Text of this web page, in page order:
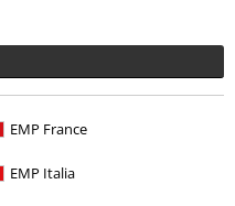
EMP France
EMP Italia